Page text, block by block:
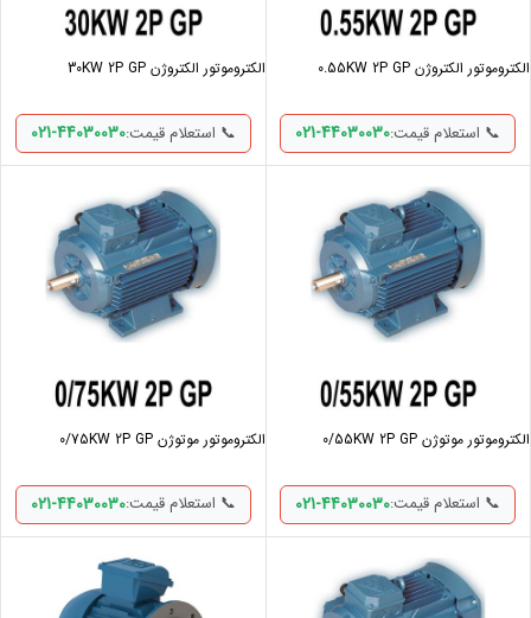
الکتروموتور الکتروژن 0.55KW 2P GP
📞 استعلام قیمت:021-44030030
الکتروموتور الکتروژن 30KW 2P GP
📞 استعلام قیمت:021-44030030
الکتروموتور موتوژن 0/55KW 2P GP
📞 استعلام قیمت:021-44030030
الکتروموتور موتوژن 0/75KW 2P GP
📞 استعلام قیمت:021-44030030